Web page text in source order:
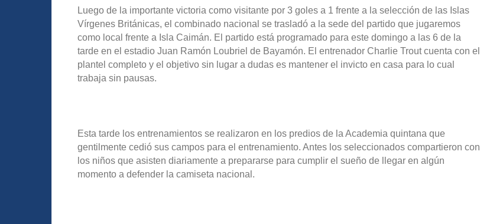
Luego de la importante victoria como visitante por 3 goles a 1 frente a la selección de las Islas
Vírgenes Británicas, el combinado nacional se trasladó a la sede del partido que jugaremos
como local frente a Isla Caimán. El partido está programado para este domingo a las 6 de la
tarde en el estadio Juan Ramón Loubriel de Bayamón. El entrenador Charlie Trout cuenta con el
plantel completo y el objetivo sin lugar a dudas es mantener el invicto en casa para lo cual
trabaja sin pausas.
Esta tarde los entrenamientos se realizaron en los predios de la Academia quintana que
gentilmente cedió sus campos para el entrenamiento. Antes los seleccionados compartieron con
los niños que asisten diariamente a prepararse para cumplir el sueño de llegar en algún
momento a defender la camiseta nacional.